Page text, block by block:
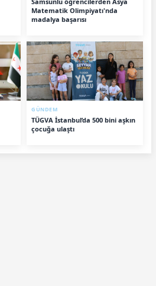
Matematik Olimpiyatı'nda
madalya başarısı
GÜNDEM
TÜGVA İstanbul’da 500 bini aşkın
çocuğa ulaştı